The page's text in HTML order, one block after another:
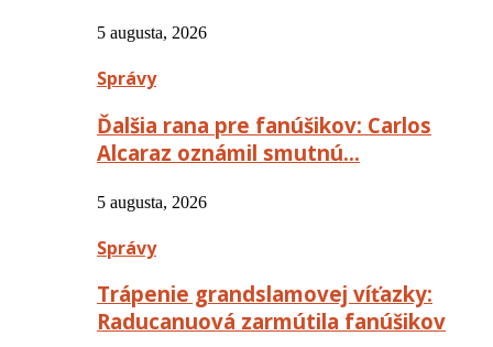
5 augusta, 2026
Správy
Ďalšia rana pre fanúšikov: Carlos
Alcaraz oznámil smutnú…
5 augusta, 2026
Správy
Trápenie grandslamovej víťazky:
Raducanuová zarmútila fanúšikov